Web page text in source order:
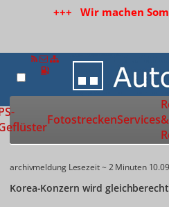
+++ Wir machen
Zur
FotostreckenServices&
archivmeldung Lesezeit ~ 2 Minuten
Korea-Konzern wird